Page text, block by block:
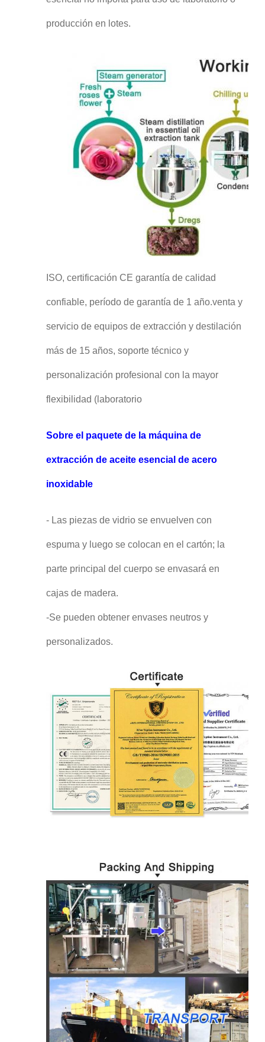
producción en lotes.
ISO, certificación CE garantía de calidad
confiable, período de garantía de 1 año.venta y
servicio de equipos de extracción y destilación
más de 15 años, soporte técnico y
personalización profesional con la mayor
flexibilidad (laboratorio ­­­­­­­­­­­­­­­­­­­­­­­­­­­­­­­­­­­­­­­­­­­­­­­­­­­­­­­­­­­­­­­­­­­­­­­­­­­­­­­­­­­­­­­­­­­­­­­­­­­­­­­­­­­­­­­­­­­­­­­­­­­­­­­­­­­­­­­­­­­­­­­­­­­­­­­­­­­­­­­­­­­­­­­­­­­­­­­­­­­­­­­­­­­­­­­­­­­­­­­­­­­­­­­­­­­­­­­­­­­­­­­­­­­­­­­­­­­­­­
Sobre el paquete de la máquina de
extracción de aceite esencial de acero
inoxidable
- Las piezas de vidrio se envuelven con
espuma y luego se colocan en el cartón; la
parte principal del cuerpo se envasará en
cajas de madera.
-Se pueden obtener envases neutros y
personalizados.